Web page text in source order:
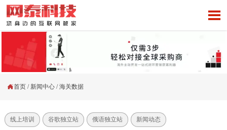

首页 / 新闻中心 /海关数据
线上培训 谷歌独立站 俄语独立站 新闻动态